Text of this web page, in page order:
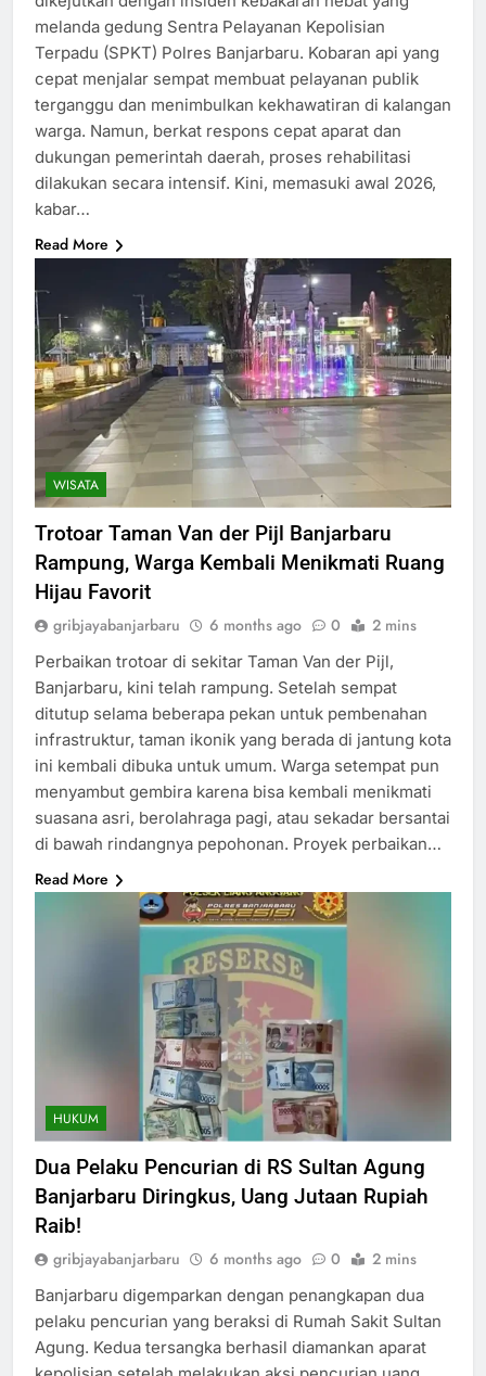
melanda gedung Sentra Pelayanan Kepolisian
Terpadu (SPKT) Polres Banjarbaru. Kobaran api yang
cepat menjalar sempat membuat pelayanan publik
terganggu dan menimbulkan kekhawatiran di kalangan
warga. Namun, berkat respons cepat aparat dan
dukungan pemerintah daerah, proses rehabilitasi
dilakukan secara intensif. Kini, memasuki awal 2026,
kabar…
Read More
WISATA
Trotoar Taman Van der Pijl Banjarbaru
Rampung, Warga Kembali Menikmati Ruang
Hijau Favorit
gribjayabanjarbaru 6 months ago 0 2 mins
Perbaikan trotoar di sekitar Taman Van der Pijl,
Banjarbaru, kini telah rampung. Setelah sempat
ditutup selama beberapa pekan untuk pembenahan
infrastruktur, taman ikonik yang berada di jantung kota
ini kembali dibuka untuk umum. Warga setempat pun
menyambut gembira karena bisa kembali menikmati
suasana asri, berolahraga pagi, atau sekadar bersantai
di bawah rindangnya pepohonan. Proyek perbaikan…
Read More
HUKUM
Dua Pelaku Pencurian di RS Sultan Agung
Banjarbaru Diringkus, Uang Jutaan Rupiah
Raib!
gribjayabanjarbaru 6 months ago 0 2 mins
Banjarbaru digemparkan dengan penangkapan dua
pelaku pencurian yang beraksi di Rumah Sakit Sultan
Agung. Kedua tersangka berhasil diamankan aparat